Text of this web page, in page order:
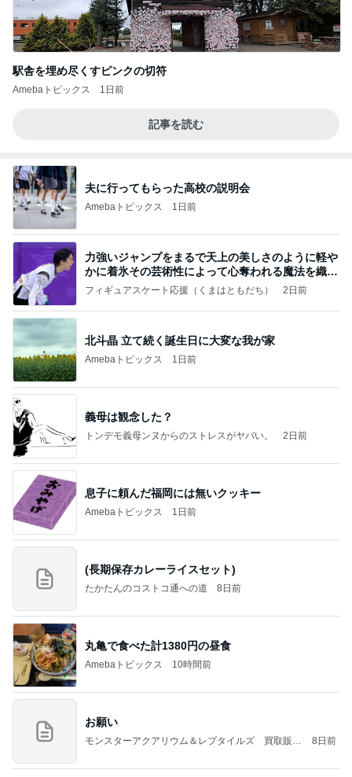
駅舎を埋め尽くすピンクの切符
Amebaトピックス 1日前
記事を読む
夫に行ってもらった高校の説明会
Amebaトピックス 1日前
力強いジャンプをまるで天上の美しさのように軽や
かに着氷その芸術性によって心奪われる魔法を織り
なす
フィギュアスケート応援（くまはともだち） 2日前
北斗晶 立て続く誕生日に大変な我が家
Amebaトピックス 1日前
義母は観念した？
トンデモ義母ンヌからのストレスがヤバい。 2日前
息子に頼んだ福岡には無いクッキー
Amebaトピックス 1日前
(長期保存カレーライスセット)
たかたんのコストコ通への道 8日前
丸亀で食べた計1380円の昼食
Amebaトピックス 10時間前
お願い
モンスターアクアリウム＆レプタイルズ 買取販売
8日前